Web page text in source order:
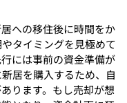
への移住後に時間をか
タイミングを見極めて
には事前の資金準備が
居を購入するため、自
ります。もし売却が想